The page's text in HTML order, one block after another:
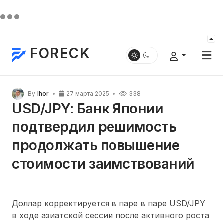
FORECK
By Ihor 27 марта 2025 338
USD/JPY: Банк Японии
подтвердил решимость
продолжать повышение
стоимости заимствований
Доллар корректируется в паре в паре USD/JPY
в ходе азиатской сессии после активного роста